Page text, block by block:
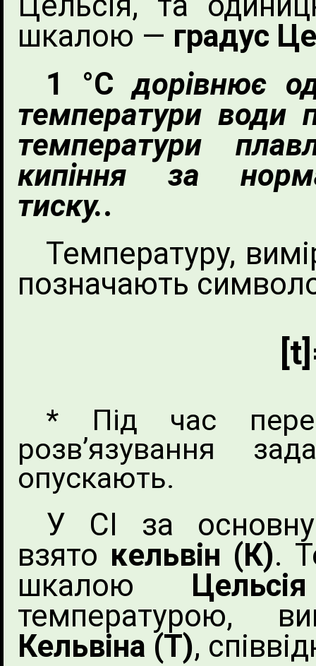
шкалою — градус
1 °Сдорівнює
температури води
температури
кипіння за
тиску..
Температуру,
позначають
* Під час
розв’язування
опускають.
У СІ за
взято кельвін (К).
шкалою
температурою,
Кельвіна (Т),